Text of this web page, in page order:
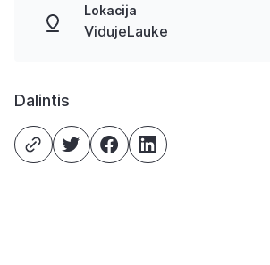
Lokacija
VidujeLauke
Dalintis